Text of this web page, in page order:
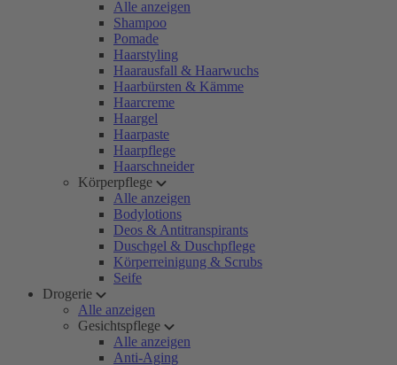
Alle anzeigen
Shampoo
Pomade
Haarstyling
Haarausfall & Haarwuchs
Haarbürsten & Kämme
Haarcreme
Haargel
Haarpaste
Haarpflege
Haarschneider
Körperpflege
Alle anzeigen
Bodylotions
Deos & Antitranspirants
Duschgel & Duschpflege
Körperreinigung & Scrubs
Seife
Drogerie
Alle anzeigen
Gesichtspflege
Alle anzeigen
Anti-Aging